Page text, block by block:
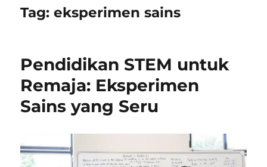
Tag:eksperimen sains
Pendidikan STEM untuk
Remaja: Eksperimen
Sains yang Seru